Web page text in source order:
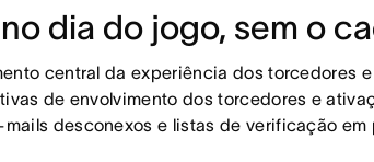
dia do jogo, sem o
central da experiência dos torcedores
de envolvimento dos torcedores e
desconexos e listas de verificação